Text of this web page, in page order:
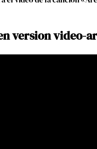
version video-